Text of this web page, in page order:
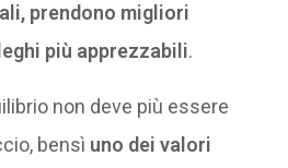
prendono migliori
più apprezzabili.
non deve più essere
bensì uno dei valori